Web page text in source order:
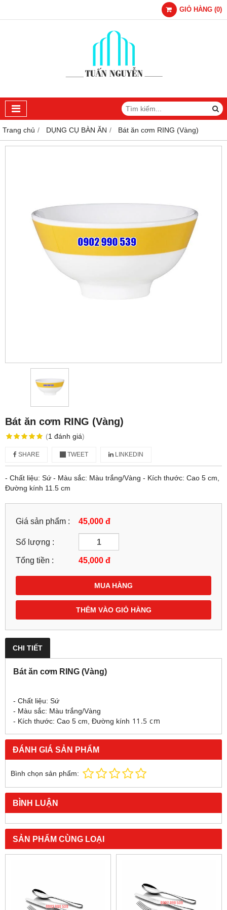
GIỎ HÀNG (0)
Trang chủ DỤNG CỤ BÀN ĂN Bát ăn cơm RING (Vàng)
Bát ăn cơm RING (Vàng)
(1 đánh giá)
SHARE TWEET LINKEDIN
- Chất liệu: Sứ - Màu sắc: Màu trắng/Vàng - Kích thước: Cao 5 cm,
Đường kính 11.5 cm
Giá sản phẩm : 45,000 đ
Số lượng :
Tổng tiền : 45,000 đ
MUA HÀNG
THÊM VÀO GIỎ HÀNG
CHI TIẾT
Bát ăn cơm RING (Vàng)
- Chất liệu: Sứ
- Màu sắc: Màu trắng/Vàng
- Kích thước: Cao 5 cm, Đường kính 11.5 cm
ĐÁNH GIÁ SẢN PHẨM
Bình chọn sản phẩm:
BÌNH LUẬN
SẢN PHẨM CÙNG LOẠI